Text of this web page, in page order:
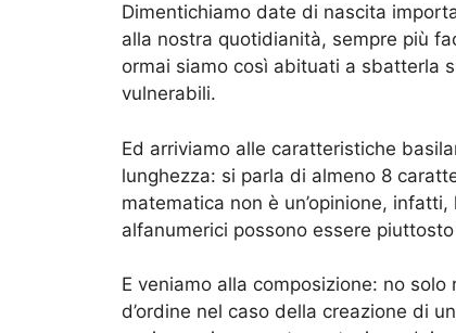
Dimentichiamo date di nascita
alla nostra quotidianità, sempre più
ormai siamo così abituati a sbatterla
vulnerabili.
Ed arriviamo alle caratteristiche
lunghezza: si parla di almeno 8
matematica non è un’opinione,
alfanumerici possono essere
E veniamo alla composizione: no
d’ordine nel caso della creazione di